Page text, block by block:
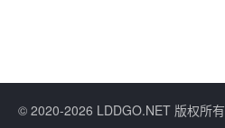
© 2020-2026 LDDGO.NET 版权所有